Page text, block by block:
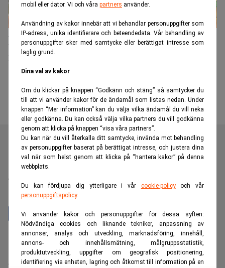
mobil eller dator. Vi och våra partners använder.
Användning av kakor innebär att vi behandlar personuppgifter som
IP-adress, unika identifierare och beteendedata. Vår behandling av
personuppgifter sker med samtycke eller berättigat intresse som
laglig grund.
Dina val av kakor
Om du klickar på knappen “Godkänn och stäng” så samtycker du
till att vi använder kakor för de ändamål som listas nedan. Under
knappen “Mer information” kan du välja vilka ändamål du vill neka
eller godkänna. Du kan också välja vilka partners du vill godkänna
genom att klicka på knappen “visa våra partners”.
Du kan när du vill återkalla ditt samtycke, invända mot behandling
av personuppgifter baserat på berättigat intresse, och justera dina
val när som helst genom att klicka på “hantera kakor” på denna
webbplats.
Du kan fördjupa dig ytterligare i vår cookie-policyoch vår
personuppgiftspolicy.
Vi använder kakor och personuppgifter för dessa syften:
Nödvändiga cookies och liknande tekniker, anpassning av
annonser, analys och utveckling, marknadsföring, innehåll,
annons- och innehållsmätning, målgruppsstatistik,
produktutveckling, uppgifter om geografisk positionering,
identifiering via enheten, lagring och åtkomst till information på en
Max når för första gången över 5
miljarder kronor i årsomsättning
Realtid är en oberoende och kostnadsfri nyhetskanal för
dig som vill fördjupa dig inom finans- och
näringslivsnyheter.
Hantera prenumeration
Integritetspolicy för personuppgifter
Cookiepolicy